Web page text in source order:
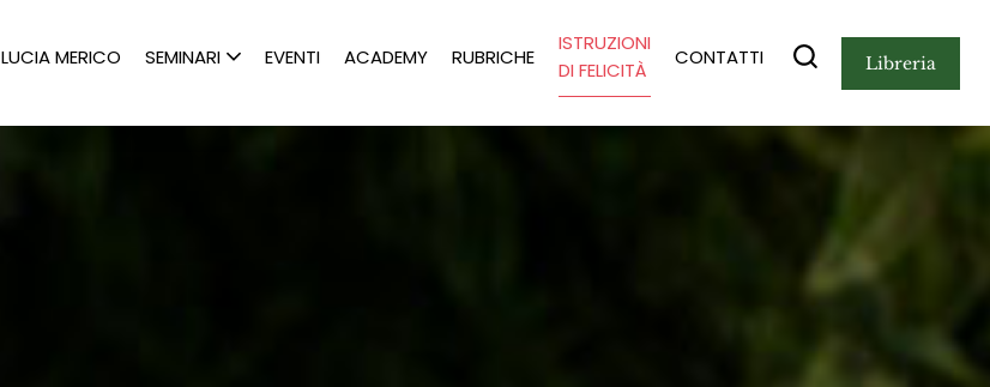
LUCIA MERICO SEMINARI EVENTI ACADEMY RUBRICHE
ISTRUZIONI
DI FELICITÀ
CONTATTI libreria